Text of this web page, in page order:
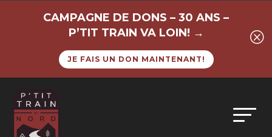
CAMPAGNE DE DONS – 30 ANS –
P’TIT TRAIN VA LOIN! →
JE FAIS UN DON MAINTENANT!
Q